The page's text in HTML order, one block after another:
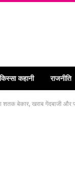
कहानी राजनीति
बेकार, खराब गेंदबाजी और